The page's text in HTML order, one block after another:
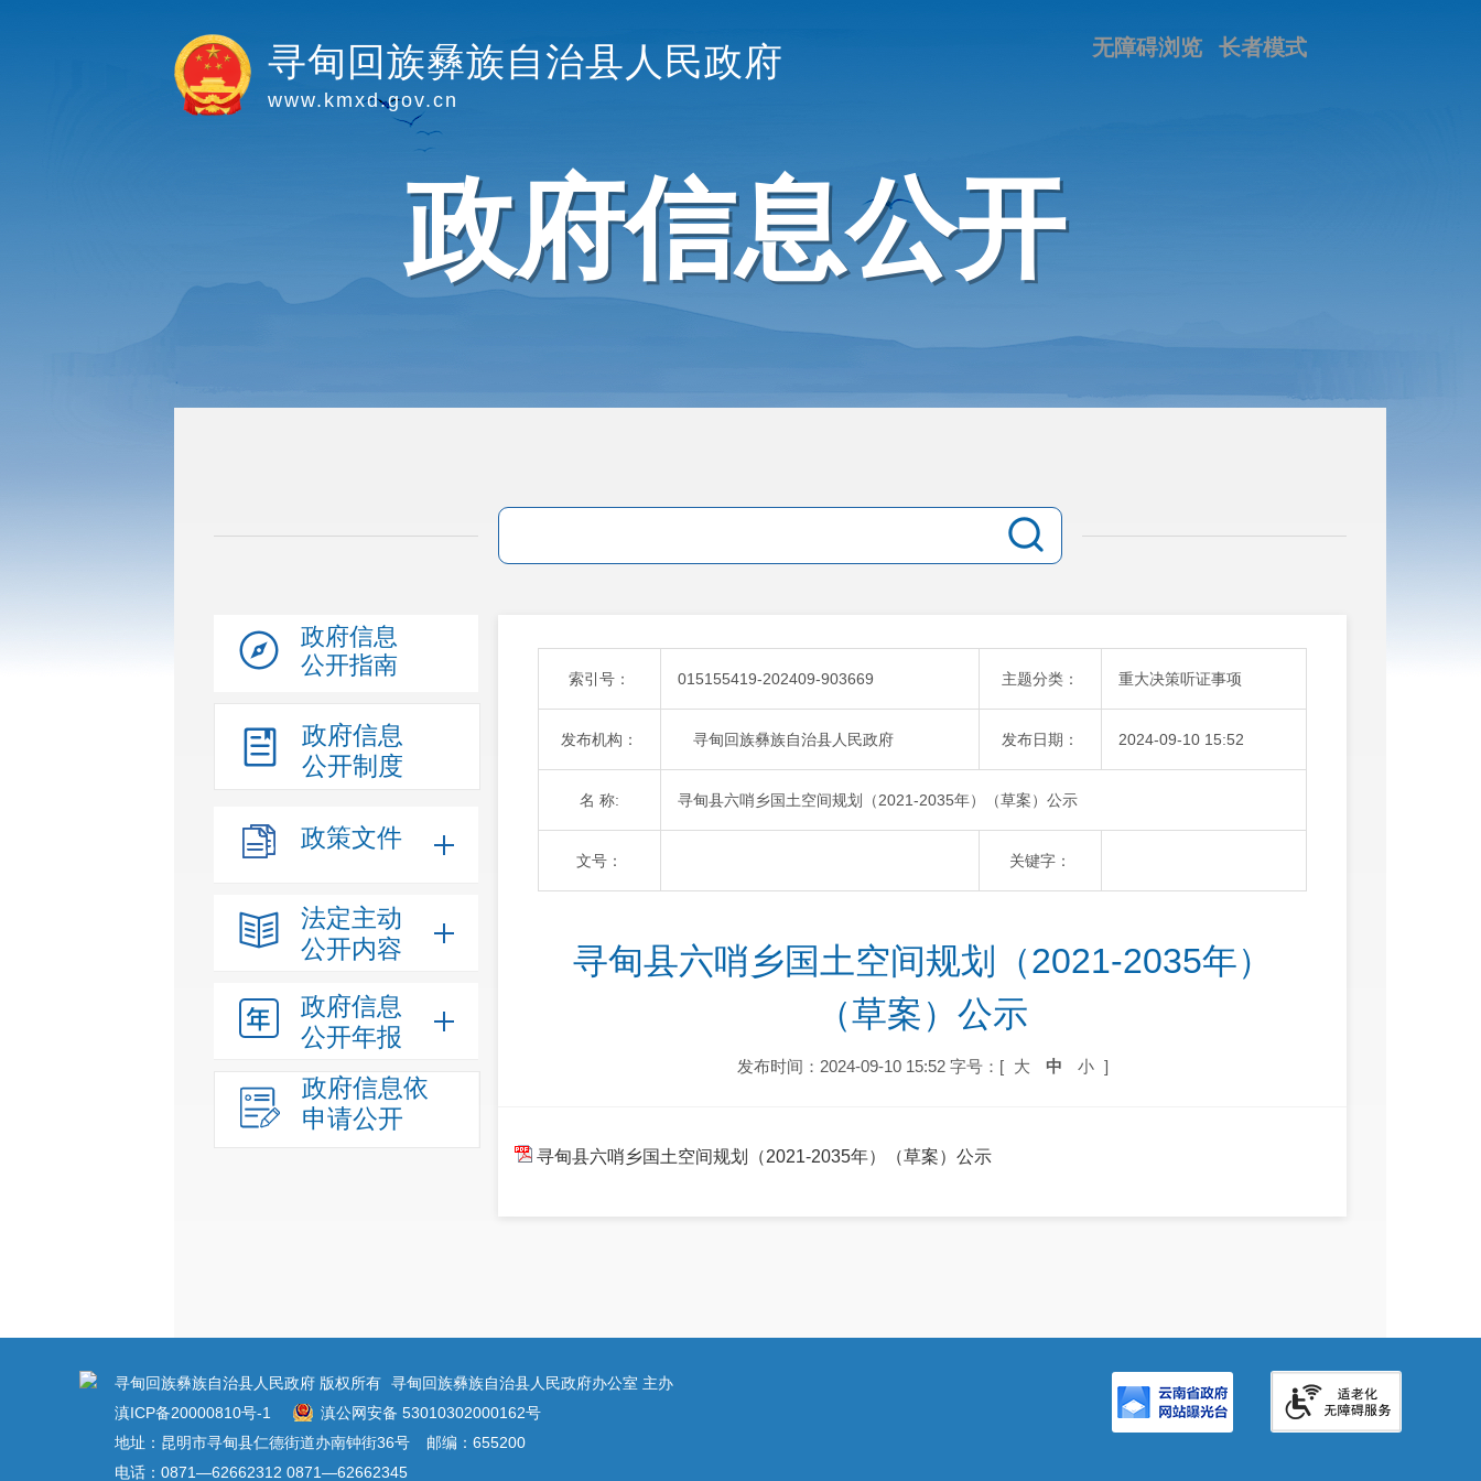
长者模式
无障碍浏览
寻甸回族彝族自治县人民政府
www.kmxd.gov.cn
政府信息公开
政府信息
公开指南
政府信息
公开制度
政策文件
法定主动
公开内容
政府信息
公开年报
政府信息依
申请公开
索引号： 015155419-202409-903669 主题分类： 重大决策听证事项
发布机构： 寻甸回族彝族自治县人民政府 发布日期： 2024-09-10 15:52
名 称: 寻甸县六哨乡国土空间规划（2021-2035年）（草案）公示
文号： 关键字：
寻甸县六哨乡国土空间规划（2021-2035年）
（草案）公示
发布时间：2024-09-10 15:52 字号：[ 大 中 小 ]
寻甸县六哨乡国土空间规划（2021-2035年）（草案）公示
寻甸回族彝族自治县人民政府 版权所有 寻甸回族彝族自治县人民政府办公室 主办
滇ICP备20000810号-1
滇公网安备 53010302000162号
地址：昆明市寻甸县仁德街道办南钟街36号
邮编：655200
电话：0871—62662312 0871—62662345